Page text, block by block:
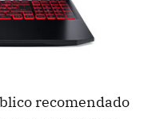
recomendado